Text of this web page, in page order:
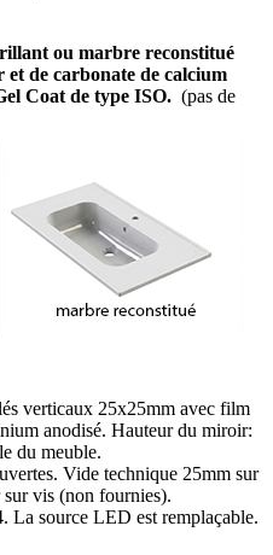
ou marbre reconstitué
et de carbonate de calcium
Coat de type ISO. (pas de
verticaux 25x25mm avec film
anodisé. Hauteur du miroir:
du meuble.
Vide technique 25mm sur
vis (non fournies).
source LED est remplaçable.